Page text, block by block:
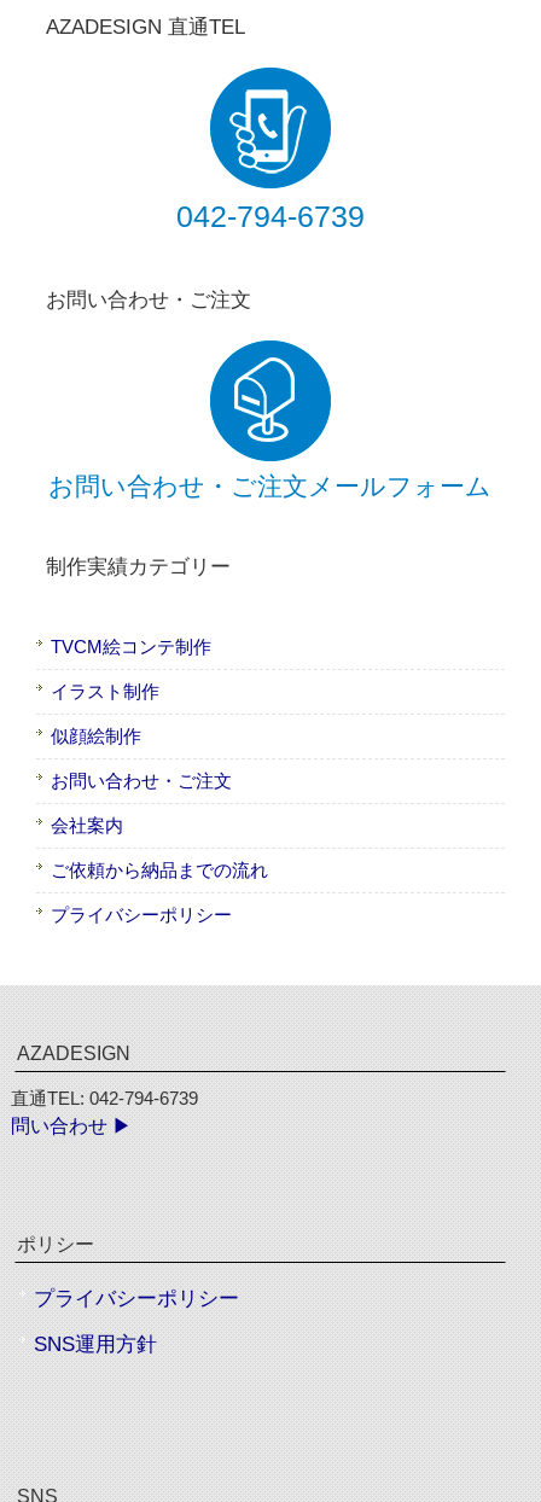
AZADESIGN 直通TEL
042-794-6739
お問い合わせ・ご注文
お問い合わせ・ご注文メールフォーム
制作実績カテゴリー
TVCM絵コンテ制作
イラスト制作
似顔絵制作
お問い合わせ・ご注文
会社案内
ご依頼から納品までの流れ
プライバシーポリシー
AZADESIGN
直通TEL: 042-794-6739
問い合わせ ▶︎
ポリシー
プライバシーポリシー
SNS運用方針
SNS